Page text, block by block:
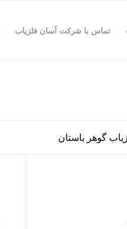
تماس با شرکت آسان فلزیاب
گوهر باستان